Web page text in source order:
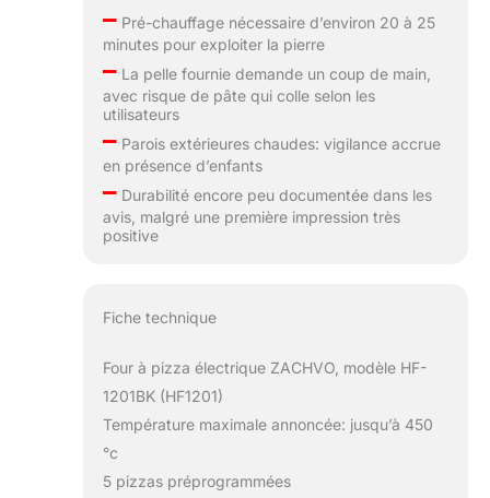
–Pré-chauffage nécessaire d’environ 20 à 25
minutes pour exploiter la pierre
–La pelle fournie demande un coup de main,
avec risque de pâte qui colle selon les
utilisateurs
–Parois extérieures chaudes: vigilance accrue
en présence d’enfants
–Durabilité encore peu documentée dans les
avis, malgré une première impression très
positive
Fiche technique
Four à pizza électrique ZACHVO, modèle HF-
1201BK (HF1201)
Température maximale annoncée: jusqu’à 450
°c
5 pizzas préprogrammées